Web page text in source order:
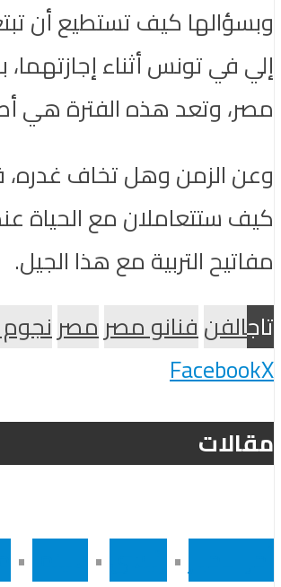
وبسؤالها كيف تستطيع أن
إلي في تونس أثناء
مصر، وتعد هذه الفترة هي
وعن الزمن وهل تخاف غدره،
كيف ستتعاملان مع الحياة
مفاتيح التربية مع هذا الجيل.
تاجالفنفنانو مصرمصرنجوم
FacebookX
مقالات
•
•
•